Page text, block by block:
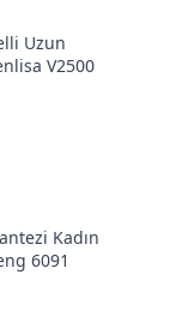
Uzun
V2500
Kadın
6091